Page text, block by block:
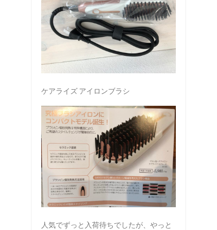
ケアライズ アイロンブラシ
人気でずっと入荷待ちでしたが、やっと